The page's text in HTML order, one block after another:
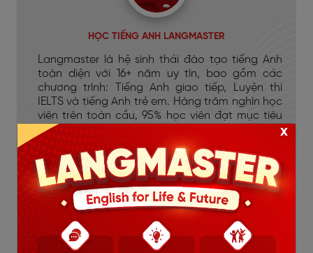
HỌC TIẾNG ANH LANGMASTER
Langmaster là hệ sinh thái đào tạo tiếng Anh
toàn diện với 16+ năm uy tín, bao gồm các
chương trình: Tiếng Anh giao tiếp, Luyện thi
IELTS và tiếng Anh trẻ em. Hàng trăm nghìn học
viên trên toàn cầu, 95% học viên đạt mục tiêu
đầu ra.
Nội Dung Hot
x